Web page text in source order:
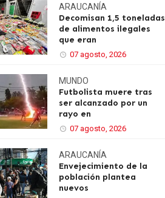
ARAUCANÍA
Decomisan 1,5 toneladas
de alimentos ilegales
que eran
07 agosto, 2026
MUNDO
Futbolista muere tras
ser alcanzado por un
rayo en
07 agosto, 2026
ARAUCANÍA
Envejecimiento de la
población plantea
nuevos